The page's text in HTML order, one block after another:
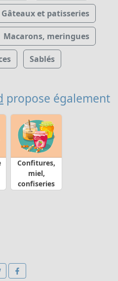
Gâteaux et patisseries
Macarons, meringues
Sablés
propose également
Confitures,
miel,
confiseries